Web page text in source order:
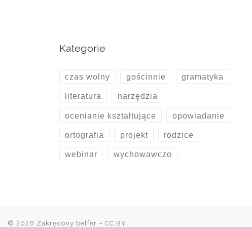
Kategorie
czas wolny gościnnie gramatyka
literatura narzędzia
ocenianie kształtujące opowiadanie
ortografia projekt rodzice
webinar wychowawczo
© 2026 Zakręcony belfer – CC BY